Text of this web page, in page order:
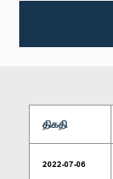
திகதி
2022-07-06